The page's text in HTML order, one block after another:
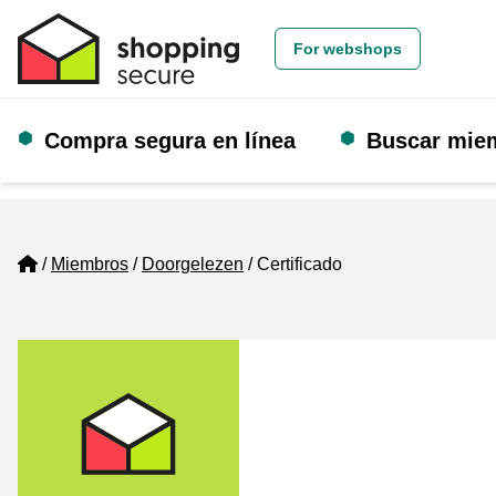
For webshops
Compra segura en línea Buscar
Home
Miembros Doorgelezen Certificado